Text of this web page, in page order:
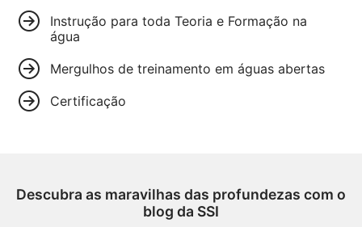
Instrução para toda Teoria e Formação na
água
Mergulhos de treinamento em águas abertas
Certificação
Descubra as maravilhas das profundezas com o
blog da SSI